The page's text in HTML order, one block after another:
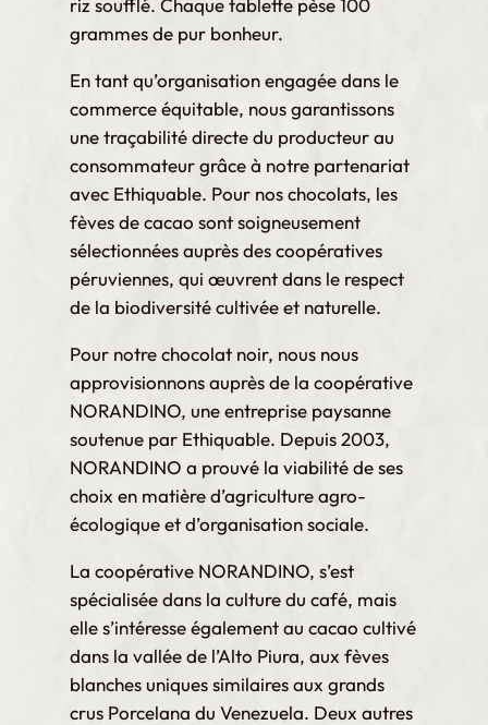
grammes de pur bonheur.
En tant qu’organisation engagée dans le
commerce équitable, nous garantissons
une traçabilité directe du producteur au
consommateur grâce à notre partenariat
avec Ethiquable. Pour nos chocolats, les
fèves de cacao sont soigneusement
sélectionnées auprès des coopératives
péruviennes, qui œuvrent dans le respect
de la biodiversité cultivée et naturelle.
Pour notre chocolat noir, nous nous
approvisionnons auprès de la coopérative
NORANDINO, une entreprise paysanne
soutenue par Ethiquable. Depuis 2003,
NORANDINO a prouvé la viabilité de ses
choix en matière d’agriculture agro-
écologique et d’organisation sociale.
La coopérative NORANDINO, s’est
spécialisée dans la culture du café, mais
elle s’intéresse également au cacao cultivé
dans la vallée de l’Alto Piura, aux fèves
blanches uniques similaires aux grands
crus Porcelana du Venezuela. Deux autres